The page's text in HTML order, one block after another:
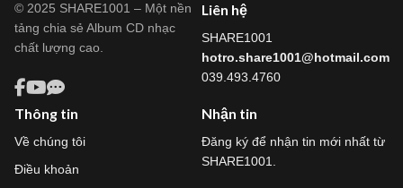
© 2025 SHARE1001 – Một nền
tảng chia sẻ Album CD nhạc
chất lượng cao.
Liên hệ
SHARE1001
hotro.share1001@hotmail.com
039.493.4760
Thông tin
Về chúng tôi
Điều khoản
Nhận tin
Đăng ký để nhận tin mới nhất từ
SHARE1001.